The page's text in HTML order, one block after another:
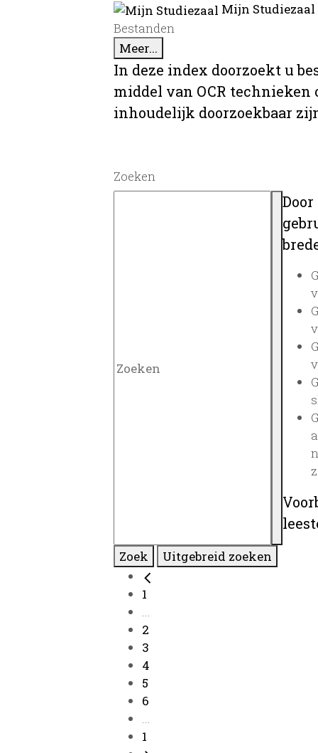
Mijn
Bestanden
Meer...
In deze index doorzoekt u
middel van OCR
inhoudelijk doorzoekbaar
Zoeken
Zoek Uitgebreid zoeken
1
...
2
3
4
5
6
...
1